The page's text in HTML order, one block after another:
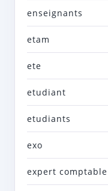
enseignants
etam
ete
etudiant
etudiants
exo
expert comptable